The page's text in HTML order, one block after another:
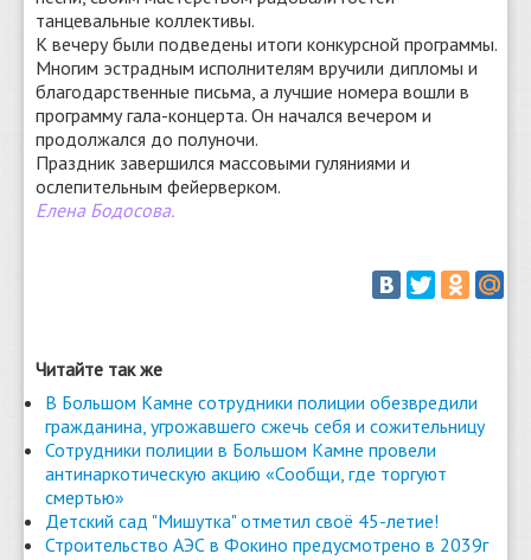
танцевальные коллективы.
К вечеру были подведены итоги конкурсной программы.
Многим эстрадным исполнителям вручили дипломы и
благодарственные письма, а лучшие номера вошли в
программу гала-концерта. Он начался вечером и
продолжался до полуночи.
Праздник завершился массовыми гуляниями и
ослепительным фейерверком.
Елена Бодосова.
Читайте так же
В Большом Камне сотрудники полиции обезвредили
гражданина, угрожавшего сжечь себя и сожительницу
Сотрудники полиции в Большом Камне провели
антинаркотическую акцию «Сообщи, где торгуют
смертью»
Детский сад "Мишутка" отметил своё 45-летие!
Строительство АЭС в Фокино предусмотрено в 2039г